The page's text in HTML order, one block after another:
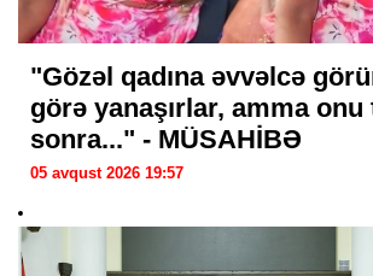
"Gözəl qadına əvvəlcə
görə yanaşırlar, amma onu
sonra..." - MÜSAHİBƏ
05 avqust 2026 19:57